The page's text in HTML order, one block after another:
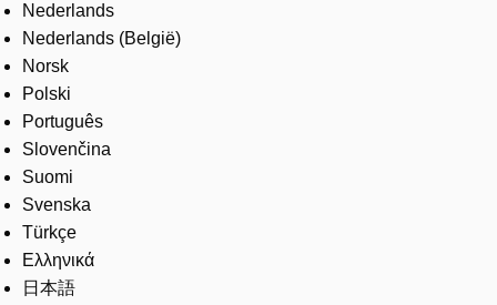
Nederlands
Nederlands (België)
Norsk
Polski
Português
Slovenčina
Suomi
Svenska
Türkçe
Ελληνικά
日本語